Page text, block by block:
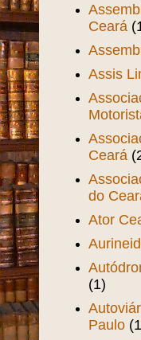
Ceará
Assis
Ceará
do
Ator
(1)
Paulo